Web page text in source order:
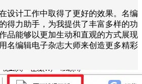
设计工作中取得了更好的效果。名编
得力助手，为我提供了丰富多样的功
品能够以更加生动和直观的方式展现
名编辑电子杂志大师来创造更多精彩